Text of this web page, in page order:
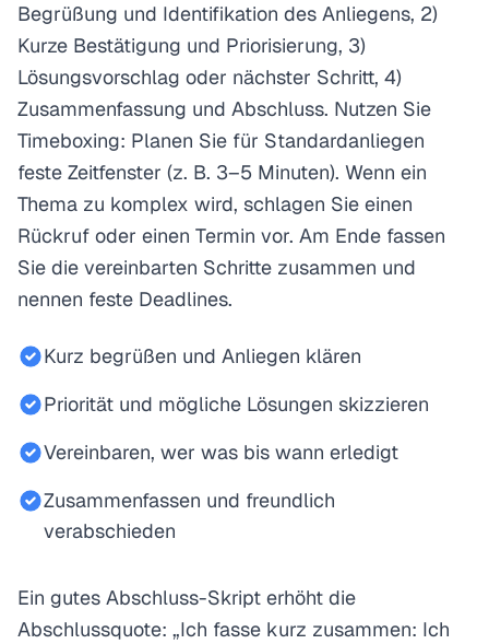
Begrüßung und Identifikation des Anliegens, 2)
Kurze Bestätigung und Priorisierung, 3)
Lösungsvorschlag oder nächster Schritt, 4)
Zusammenfassung und Abschluss. Nutzen Sie
Timeboxing: Planen Sie für Standardanliegen
feste Zeitfenster (z. B. 3–5 Minuten). Wenn ein
Thema zu komplex wird, schlagen Sie einen
Rückruf oder einen Termin vor. Am Ende fassen
Sie die vereinbarten Schritte zusammen und
nennen feste Deadlines.
Kurz begrüßen und Anliegen klären
Priorität und mögliche Lösungen skizzieren
Vereinbaren, wer was bis wann erledigt
Zusammenfassen und freundlich
verabschieden
Ein gutes Abschluss-Skript erhöht die
Abschlussquote: „Ich fasse kurz zusammen: Ich